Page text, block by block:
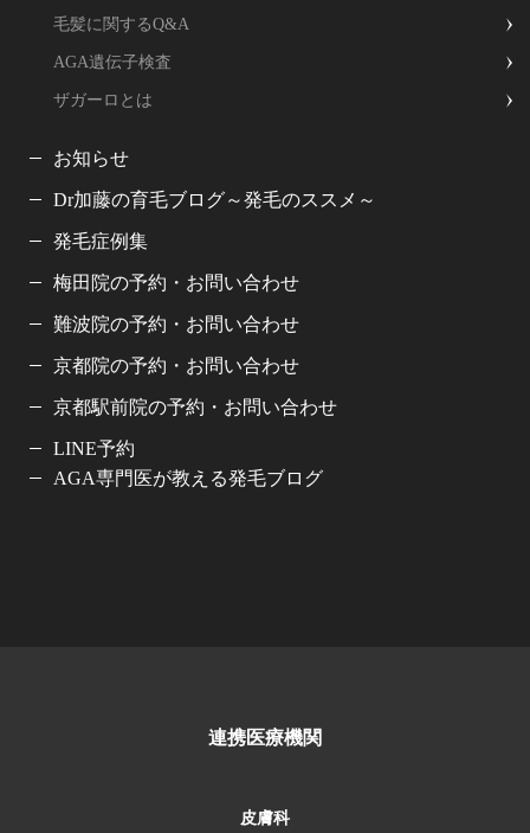
毛髪に関するQ&A
AGA遺伝子検査
ザガーロとは
お知らせ
Dr加藤の育毛ブログ～発毛のススメ～
発毛症例集
梅田院の予約・お問い合わせ
難波院の予約・お問い合わせ
京都院の予約・お問い合わせ
京都駅前院の予約・お問い合わせ
LINE予約
AGA専門医が教える発毛ブログ
連携医療機関
皮膚科